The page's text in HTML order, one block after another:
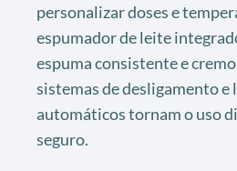
personalizar doses e
espumador de leite
espuma consistente e
sistemas de desligamento e
automáticos tornam o uso
seguro.